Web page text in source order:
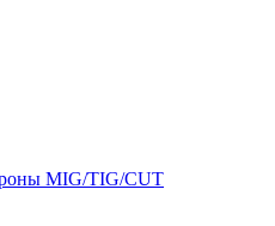
MIG/TIG/CUT